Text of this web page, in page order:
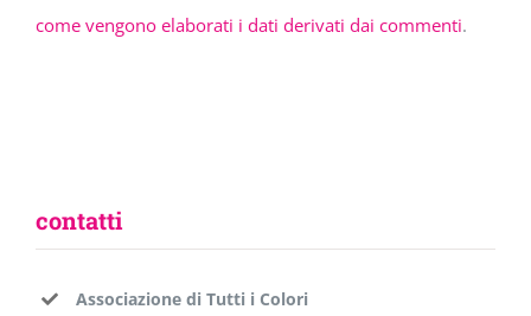
come vengono elaborati i dati derivati dai commenti.
contatti
Associazione di Tutti i Colori